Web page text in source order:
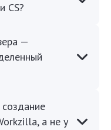
CS?
—
а не у